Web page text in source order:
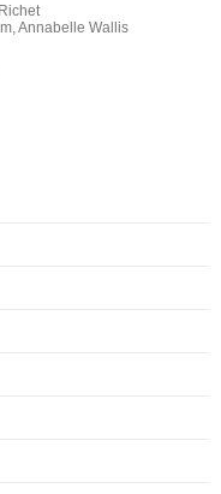
Annabelle Wallis